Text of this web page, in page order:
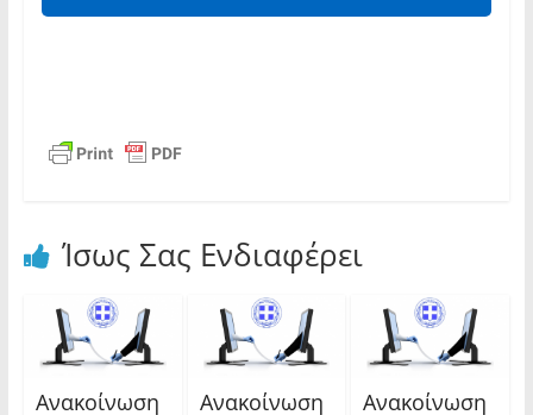
Ίσως Σας Ενδιαφέρει
Ανακοίνωση
Ανακοίνωση
Ανακοίνωση